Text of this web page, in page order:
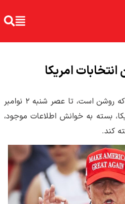
امریکا
ابوالفضل فاتح نوشت: چنان که روشن است، تا عصر شنبه ۲ نوامبر
بسته به خوانش اطلاعات موجود،
کند.